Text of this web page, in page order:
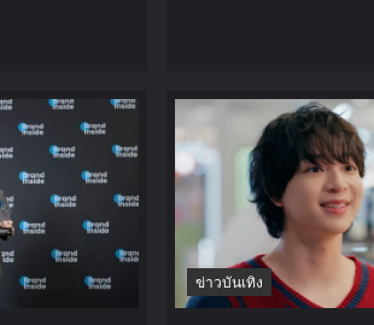
ข่าวบันเทิง